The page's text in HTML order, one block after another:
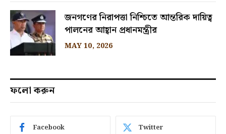
জনগণের নিরাপত্তা নিশ্চিতে আন্তরিক দায়িত্ব
পালনের আহ্বান প্রধানমন্ত্রীর
MAY 10, 2026
ফলো করুন
Facebook Twitter